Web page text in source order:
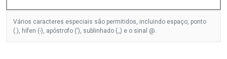
Vários caracteres especiais são permitidos, incluindo espaço, ponto
(.), hífen (-), apóstrofo ('), sublinhado (_) e o sinal @.